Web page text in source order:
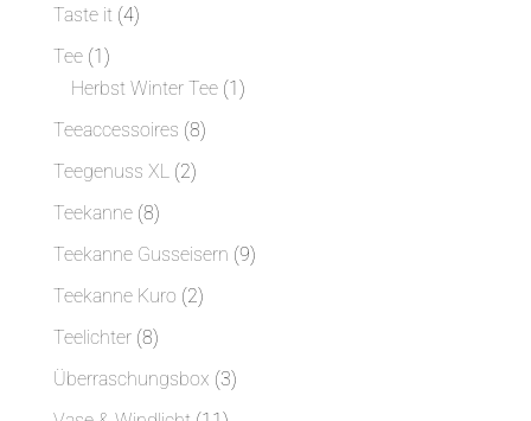
Taste it 44
Tee 11
Produkt
Herbst Winter Tee 11
Teeaccessoires 88
Teegenuss XL 22
Teekanne 88
Produkte
Teekanne Gusseisern 99
Teekanne Kuro 22
Teelichter 88
Produkte
Überraschungsbox 33